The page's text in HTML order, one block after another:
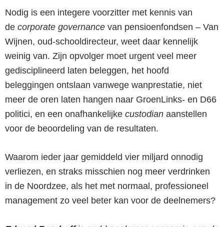
Nodig is een integere voorzitter met kennis van
de corporate governance van pensioenfondsen – Van
Wijnen, oud-schooldirecteur, weet daar kennelijk
weinig van. Zijn opvolger moet urgent veel meer
gedisciplineerd laten beleggen, het hoofd
beleggingen ontslaan vanwege wanprestatie, niet
meer de oren laten hangen naar GroenLinks- en D66
politici, en een onafhankelijke custodian aanstellen
voor de beoordeling van de resultaten.
Waarom ieder jaar gemiddeld vier miljard onnodig
verliezen, en straks misschien nog meer verdrinken
in de Noordzee, als het met normaal, professioneel
management zo veel beter kan voor de deelnemers?